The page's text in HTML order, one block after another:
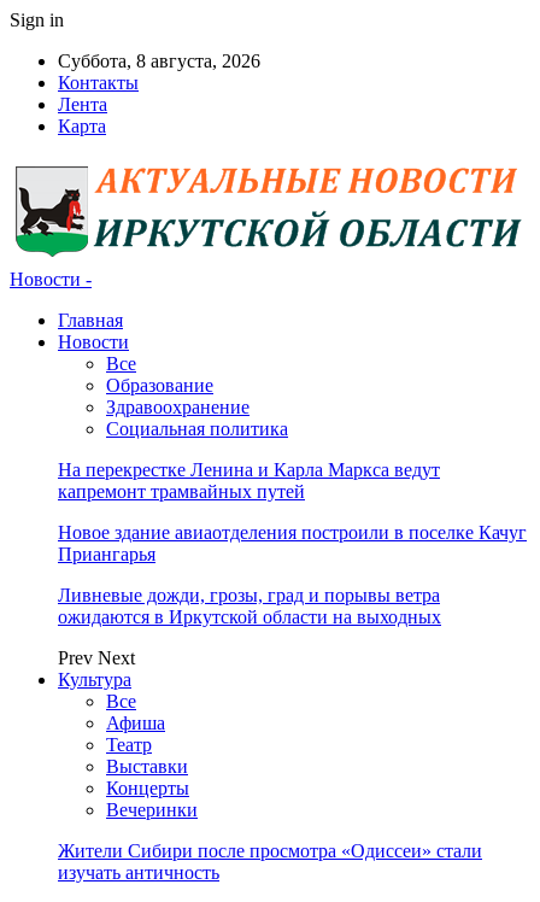
Sign in
Суббота, 8 августа, 2026
Контакты
Лента
Карта
Новости -
Главная
Новости
Все
Образование
Здравоохранение
Социальная политика
На перекрестке Ленина и Карла Маркса ведут
капремонт трамвайных путей
Новое здание авиаотделения построили в поселке Качуг
Приангарья
Ливневые дожди, грозы, град и порывы ветра
ожидаются в Иркутской области на выходных
Prev Next
Культура
Все
Афиша
Театр
Выставки
Концерты
Вечеринки
Жители Сибири после просмотра «Одиссеи» стали
изучать античность